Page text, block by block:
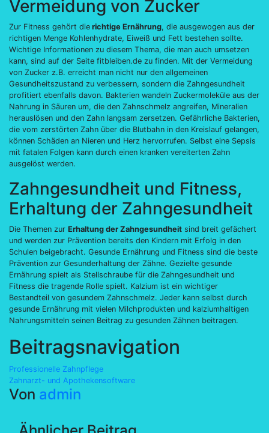
Vermeidung von Zucker
Zur Fitness gehört die richtige Ernährung, die ausgewogen aus der
richtigen Menge Kohlenhydrate, Eiweiß und Fett bestehen sollte.
Wichtige Informationen zu diesem Thema, die man auch umsetzen
kann, sind auf der Seite fitbleiben.de zu finden. Mit der Vermeidung
von Zucker z.B. erreicht man nicht nur den allgemeinen
Gesundheitszustand zu verbessern, sondern die Zahngesundheit
profitiert ebenfalls davon. Bakterien wandeln Zuckermoleküle aus der
Nahrung in Säuren um, die den Zahnschmelz angreifen, Mineralien
herauslösen und den Zahn langsam zersetzen. Gefährliche Bakterien,
die vom zerstörten Zahn über die Blutbahn in den Kreislauf gelangen,
können Schäden an Nieren und Herz hervorrufen. Selbst eine Sepsis
mit fatalen Folgen kann durch einen kranken vereiterten Zahn
ausgelöst werden.
Zahngesundheit und Fitness,
Erhaltung der Zahngesundheit
Die Themen zur Erhaltung der Zahngesundheit sind breit gefächert
und werden zur Prävention bereits den Kindern mit Erfolg in den
Schulen beigebracht. Gesunde Ernährung und Fitness sind die beste
Prävention zur Gesunderhaltung der Zähne. Gezielte gesunde
Ernährung spielt als Stellschraube für die Zahngesundheit und
Fitness die tragende Rolle spielt. Kalzium ist ein wichtiger
Bestandteil von gesundem Zahnschmelz. Jeder kann selbst durch
gesunde Ernährung mit vielen Milchprodukten und kalziumhaltigen
Nahrungsmitteln seinen Beitrag zu gesunden Zähnen beitragen.
Beitragsnavigation
Professionelle Zahnpflege
Zahnarzt- und Apothekensoftware
Von admin